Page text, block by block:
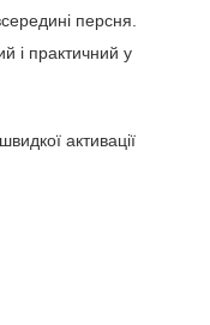
персня.
і практичний у
активації